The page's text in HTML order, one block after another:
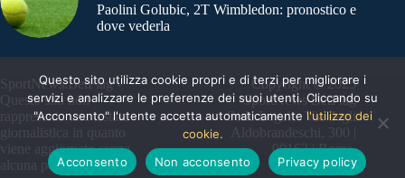
Paolini Golubic, 2T Wimbledon: pronostico e
dove vederla
SportNews.BetFlag -
Questo sito non
rappresenta una testata
giornalistica in quanto
viene aggiornato senza
alcuna periodicità
Copyright © 2025
SportNews BetFlag
Sede Legale: Via degli
Aldobrandeschi, 300 |
00163 | Roma
Questo sito utilizza cookie propri e di terzi per migliorare i
servizi e analizzare le preferenze dei suoi utenti. Cliccando su
"Acconsento" l'utente accetta automaticamente l'utilizzo dei
cookie.
Acconsento
Non acconsento Privacy policy